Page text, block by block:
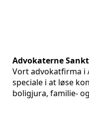
Advokaterne
Vort advokatfirma i
speciale i at løse
boligjura, familie-